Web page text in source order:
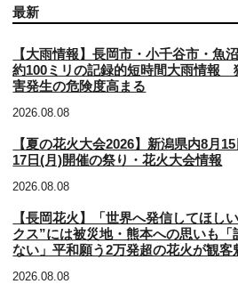
最新
【大雨情報】長岡市・小千谷市・魚
約100ミリの記録的短時間大雨情報
害発生の危険度高まる
2026.08.08
【夏の花火大会2026】新潟県内8月
17日(月)開催の祭り・花火大会情報
2026.08.08
【長岡花火】「世界へ発信してほし
クス”には被災地・熊本への思いも「
ない」平和願う2万発超の花火が観客
2026.08.08